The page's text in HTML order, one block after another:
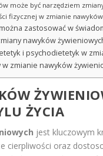
może być narzędziem
fizycznej w zmianie
zastosować w
nawyków
i psychodietetyk w
zmianie nawyków
ŻYCIA
jest kluczowym
cierpliwości oraz